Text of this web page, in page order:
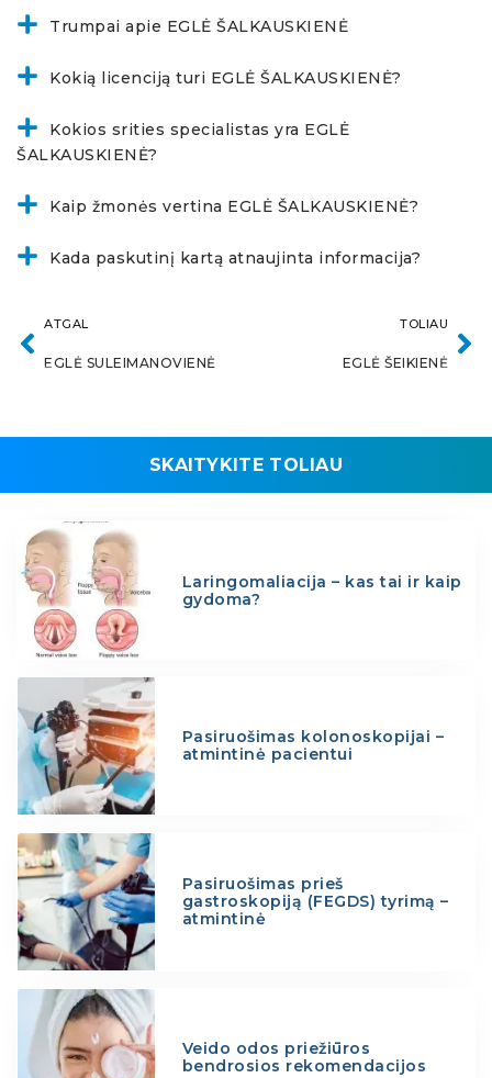
Trumpai apie EGLĖ ŠALKAUSKIENĖ
Kokią licenciją turi EGLĖ ŠALKAUSKIENĖ?
Kokios srities specialistas yra EGLĖ
ŠALKAUSKIENĖ?
Kaip žmonės vertina EGLĖ ŠALKAUSKIENĖ?
Kada paskutinį kartą atnaujinta informacija?
ATGAL
EGLĖ SULEIMANOVIENĖ
TOLIAU
EGLĖ ŠEIKIENĖ
SKAITYKITE TOLIAU
Laringomaliacija – kas tai ir kaip
gydoma?
Pasiruošimas kolonoskopijai –
atmintinė pacientui
Pasiruošimas prieš
gastroskopiją (FEGDS) tyrimą –
atmintinė
Veido odos priežiūros
bendrosios rekomendacijos